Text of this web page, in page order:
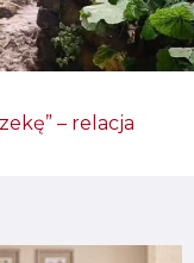
– relacja